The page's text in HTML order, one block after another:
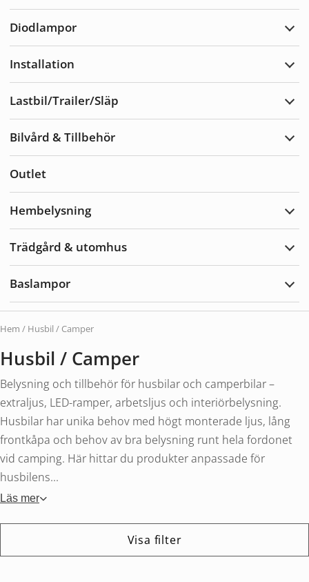
Diodlampor
Installation
Lastbil/Trailer/Släp
Bilvård & Tillbehör
Outlet
Hembelysning
Trädgård & utomhus
Baslampor
Hem / Husbil / Camper
Husbil / Camper
Belysning och tillbehör för husbilar och camperbilar –
extraljus, LED-ramper, arbetsljus och interiörbelysning.
Husbilar har unika behov med högt monterade ljus, lång
frontkåpa och behov av bra belysning runt hela fordonet
vid camping. Här hittar du produkter anpassade för
husbilens...
Läs mer
Visa filter